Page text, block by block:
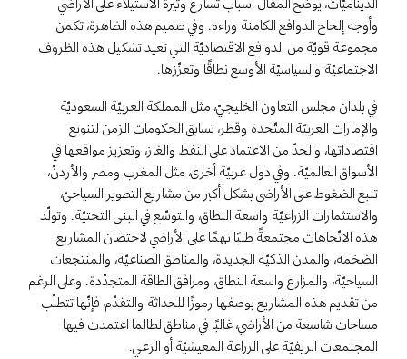
وأوجه إلحاح الدوافع الكامنة وراءه. وفي صميم هذه الظاهرة، تكمن
مجموعة قويّة من الدوافع الاقتصاديّة التي تعيد تشكيل هذه الظروف
الاجتماعيّة والسياسيّة الأوسع نطاقًا وتعزّزها.
في بلدان مجلس التعاون الخليجيّ، مثل المملكة العربيّة السعوديّة
والإمارات العربيّة المتّحدة وقطر، تسابق الحكومات الزمن لتنويع
اقتصاداتها، والحدّ من الاعتماد على النفط والغاز، وتعزيز مواقعها في
الأسواق العالميّة. وفي دول عربيّة أخرى، مثل المغرب ومصر والأردنّ،
تنبع الضغوط على الأراضي بشكل أكبر من مشاريع التطوير السياحيّ،
والاستثمارات الزراعيّة واسعة النطاق، والتوسّع في البنى التحتيّة. وتولّد
هذه الاتّجاهات مجتمعةً طلبًا نهمًا على الأراضي لاحتضان المشاريع
الضخمة، والمدن الذكيّة الجديدة، والمناطق الصناعيّة، والمنتجعات
السياحيّة، والمزارع واسعة النطاق، ومرافق الطاقة المتجدّدة. وعلى الرغم
من تقديم هذه المشاريع بوصفها رموزًا للحداثة والتقدّم، فإنّها تتطلّب
مساحات شاسعة من الأراضي، غالبًا في مناطق لطالما اعتمدت فيها
المجتمعات الريفيّة على الزراعة المعيشيّة أو الرعي.